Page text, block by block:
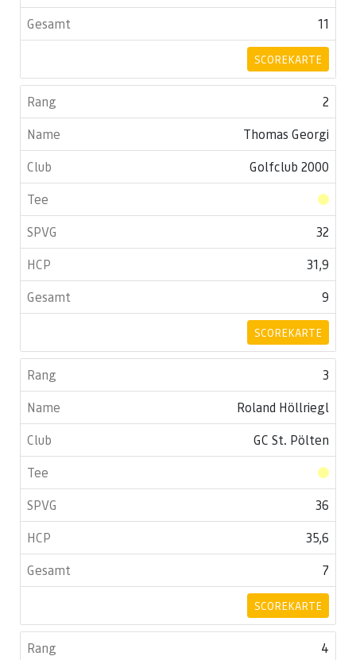
11
SCOREKARTE
2
Thomas Georgi
Golfclub 2000
32
31,9
9
SCOREKARTE
3
Roland Höllriegl
GC St. Pölten
36
35,6
7
SCOREKARTE
4